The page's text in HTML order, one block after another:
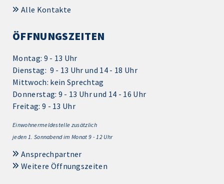
Alle Kontakte
ÖFFNUNGSZEITEN
Montag: 9 - 13 Uhr
Dienstag: 9 - 13 Uhr und 14 - 18 Uhr
Mittwoch: kein Sprechtag
Donnerstag: 9 - 13 Uhr und 14 - 16 Uhr
Freitag: 9 - 13 Uhr
Einwohnermeldestelle zusätzlich
jeden 1. Sonnabend im Monat 9 - 12 Uhr
Ansprechpartner
Weitere Öffnungszeiten